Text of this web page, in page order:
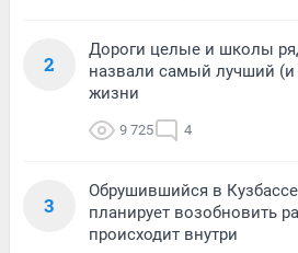
2
Дороги целые и школы
назвали самый лучший
жизни
9 725 4
3
Обрушившийся в
планирует возобновить
происходит внутри